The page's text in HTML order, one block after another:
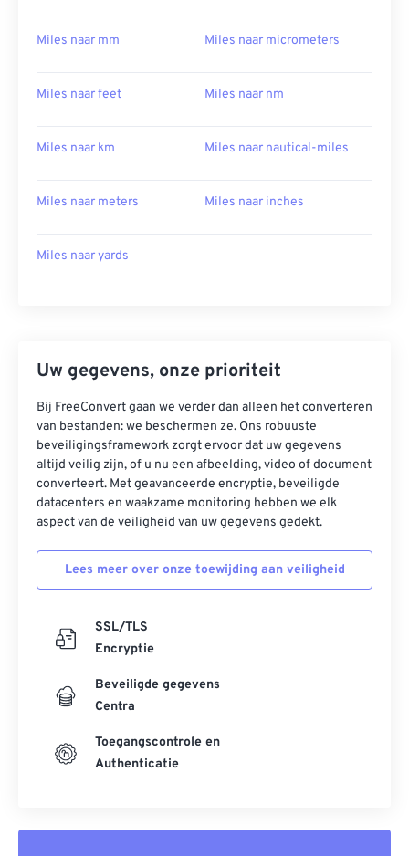
Miles naar mm Miles naar micrometers
Miles naar feet Miles naar nm
Miles naar km Miles naar nautical-miles
Miles naar meters Miles naar inches
Miles naar yards
Uw gegevens, onze prioriteit
Bij FreeConvert gaan we verder dan alleen het converteren
van bestanden: we beschermen ze. Ons robuuste
beveiligingsframework zorgt ervoor dat uw gegevens
altijd veilig zijn, of u nu een afbeelding, video of document
converteert. Met geavanceerde encryptie, beveiligde
datacenters en waakzame monitoring hebben we elk
aspect van de veiligheid van uw gegevens gedekt.
Lees meer over onze toewijding aan veiligheid
SSL/TLS
Encryptie
Beveiligde gegevens
Centra
Toegangscontrole en
Authenticatie